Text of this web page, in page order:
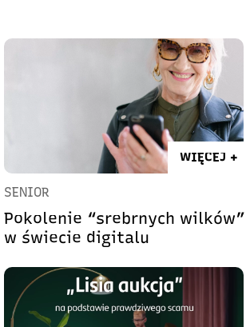
WIĘCEJ +
SENIOR
Pokolenie “srebrnych wilków”
w świecie digitalu